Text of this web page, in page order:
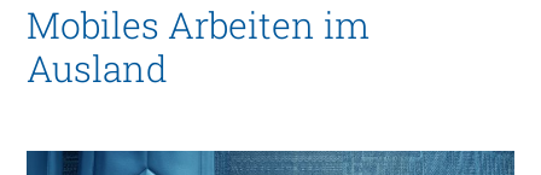
Mobiles Arbeiten im
Ausland